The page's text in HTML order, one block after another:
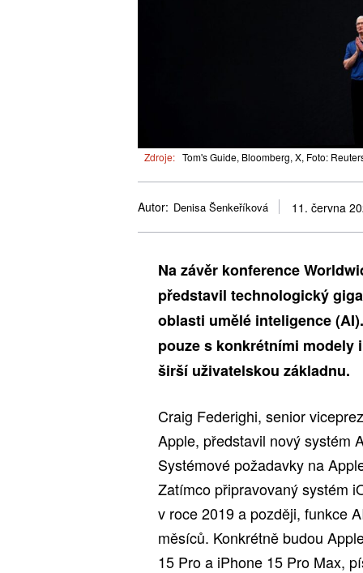
Zdroje: Tom's Guide, Bloomberg, X, Foto:
Autor: Denisa Šenkeříková 11. června
Na závěr konference
představil technologický
oblasti umělé inteligence
pouze s konkrétními modely
širší uživatelskou základnu.
Craig Federighi, senior
Apple, představil nový systém
Systémové požadavky na
Zatímco připravovaný systém
v roce 2019 a později, funkce
měsíců. Konkrétně budou
15 Pro a iPhone 15 Pro Max,